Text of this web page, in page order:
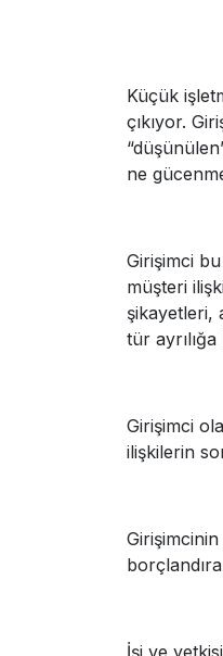
Küçük
çıkıyor.
ne
Girişimci
müşteri
şikayetleri,
tür
Girişimci
ilişkilerin
İşi ve